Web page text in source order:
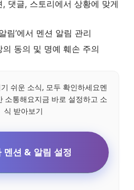
, 댓글, 스토리에서 상황에 맞게
림’에서 멘션 알림 관리
의 동의 및 명예 훼손 주의
쉬운 소식, 모두 확인하세요멘
소통해요지금 바로 설정하고 소
식 받아보기
멘션 & 알림 설정